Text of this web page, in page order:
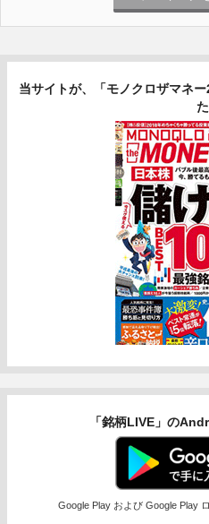
当サイトが、「モノクロザマネ
た
「銘柄LIVE」の
Google Play および Google Play